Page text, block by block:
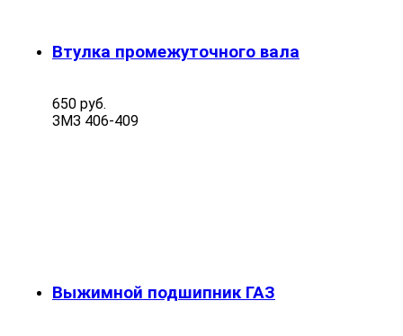
Втулка промежуточного вала
650 руб.
ЗМЗ 406-409
Выжимной подшипник ГАЗ